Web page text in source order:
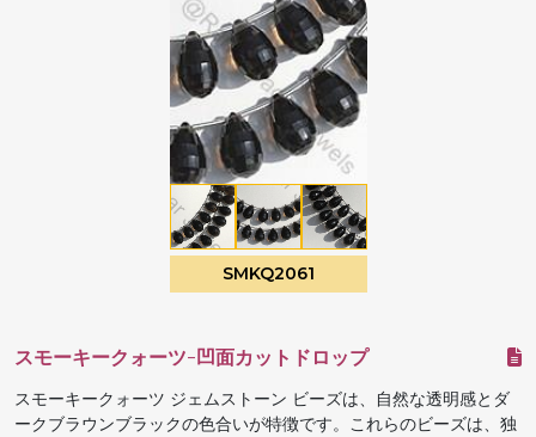
SMKQ2061
スモーキークォーツ-凹面カットドロップ
スモーキークォーツ ジェムストーン ビーズは、自然な透明感とダ
ークブラウンブラックの色合いが特徴です。これらのビーズは、独